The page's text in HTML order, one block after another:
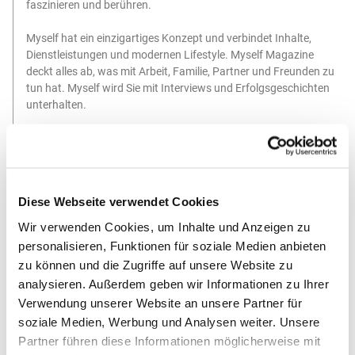
Diese Webseite verwendet Cookies
Wir verwenden Cookies, um Inhalte und Anzeigen zu
personalisieren, Funktionen für soziale Medien anbieten
zu können und die Zugriffe auf unsere Website zu
analysieren. Außerdem geben wir Informationen zu Ihrer
Verwendung unserer Website an unsere Partner für
soziale Medien, Werbung und Analysen weiter. Unsere
Partner führen diese Informationen möglicherweise mit
faszinieren und berühren.
Myself hat ein einzigartiges Konzept und verbindet Inhalte,
Dienstleistungen und modernen Lifestyle. Myself Magazine
deckt alles ab, was mit Arbeit, Familie, Partner und Freunden zu
tun hat. Myself wird Sie mit Interviews und Erfolgsgeschichten
unterhalten.
Es wird Sie mit neuen Lebensideen inspirieren und zum Kochen
anregen. Auch Mode- und Beauty-Rubriken finden Sie in Myself.
Sichere Bezahlung